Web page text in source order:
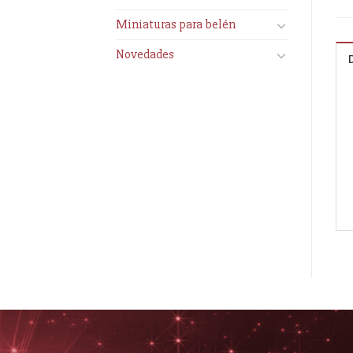
Miniaturas para belén
Novedades